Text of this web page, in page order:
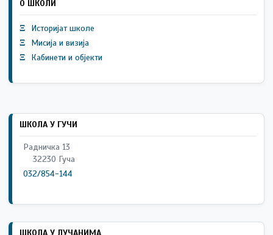
О ШКОЛИ
Ξ
Историјат школе
Ξ
Мисија и визија
Ξ
Кабинети и објекти
ШКОЛА У ГУЧИ
Радничка 13
32230 Гуча
032/854-144
ШКОЛА У ЛУЧАНИМА